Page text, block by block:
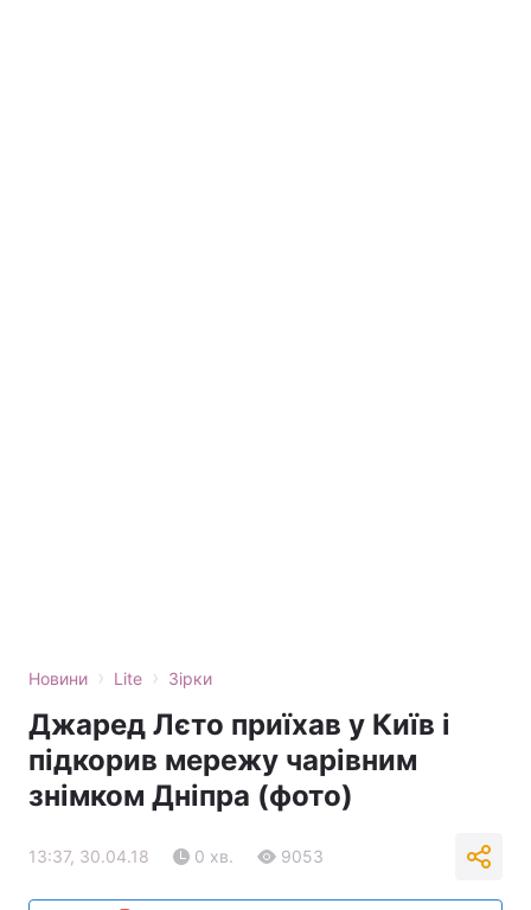
Новини › Lite › Зірки
Джаред Лєто приїхав у Київ і
підкорив мережу чарівним
знімком Дніпра (фото)
13:37, 30.04.18 0 хв. 9053